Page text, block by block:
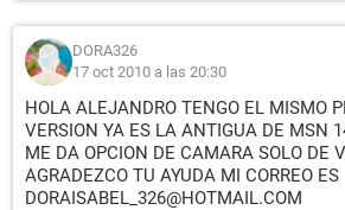
DORA326
17 oct 2010 a las 20:30
HOLA ALEJANDRO TENGO EL MISMO
VERSION YA ES LA ANTIGUA DE MSN
ME DA OPCION DE CAMARA SOLO DE
AGRADEZCO TU AYUDA MI CORREO ES
DORAISABEL_326@HOTMAIL.COM